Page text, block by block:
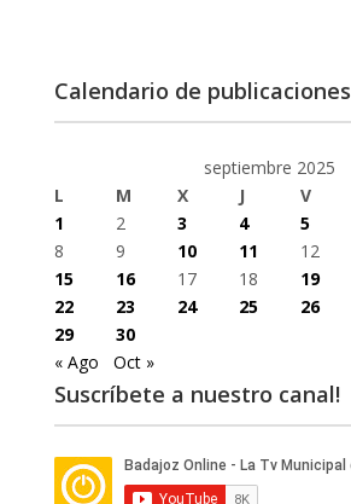
Calendario de publicaciones
septiembre 2025
L
M X J V
1
2 3 4 5
8
9 10 11 12
15
16 17 18 19
22
23 24 25 26
29
30
« Ago
Oct »
Suscríbete a nuestro canal!